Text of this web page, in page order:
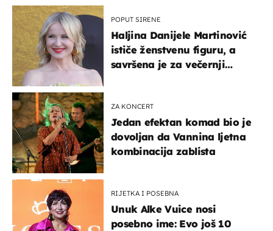
POPUT SIRENE
Haljina Danijele Martinović
ističe ženstvenu figuru, a
savršena je za večernji
ZA KONCERT
Jedan efektan komad bio je
dovoljan da Vannina ljetna
kombinacija zablista
RIJETKA I POSEBNA
Unuk Alke Vuice nosi
posebno ime: Evo još 10